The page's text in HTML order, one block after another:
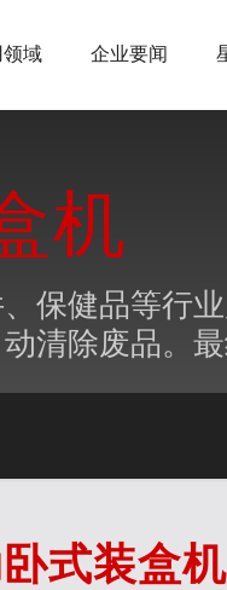
领域 企业要闻
机
保健品等行
清除废品。
式装盒机